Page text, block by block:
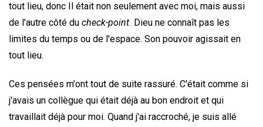
tout lieu, donc Il était non seulement avec moi, mais aussi
de l'autre côté du check-point. Dieu ne connaît pas les
limites du temps ou de l'espace. Son pouvoir agissait en
tout lieu.
Ces pensées m'ont tout de suite rassuré. C'était comme si
j'avais un collègue qui était déjà au bon endroit et qui
travaillait déjà pour moi. Quand j'ai raccroché, je suis allé